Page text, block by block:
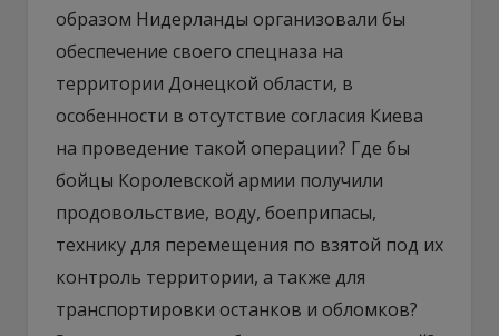
образом Нидерланды организовали бы
обеспечение своего спецназа на
территории Донецкой области, в
особенности в отсутствие согласия Киева
на проведение такой операции? Где бы
бойцы Королевской армии получили
продовольствие, воду, боеприпасы,
технику для перемещения по взятой под их
контроль территории, а также для
транспортировки останков и обломков?